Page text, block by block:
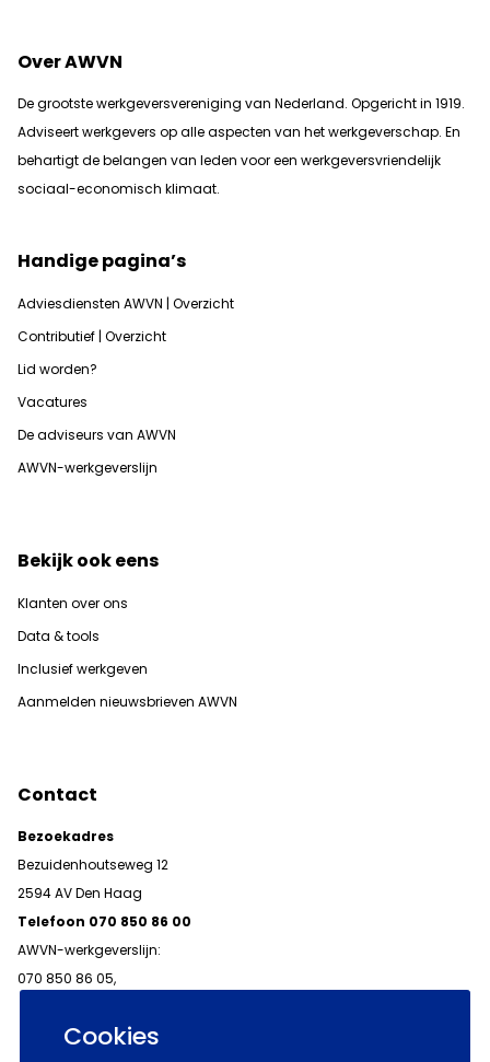
Cookies
Over AWVN
De grootste werkgeversvereniging van Nederland. Opgericht in 1919.
Adviseert werkgevers op alle aspecten van het werkgeverschap. En
behartigt de belangen van leden voor een werkgeversvriendelijk
sociaal-economisch klimaat.
Handige pagina’s
Adviesdiensten AWVN | Overzicht
Contributief | Overzicht
Lid worden?
Vacatures
De adviseurs van AWVN
AWVN-werkgeverslijn
Bekijk ook eens
Klanten over ons
Data & tools
Inclusief werkgeven
Aanmelden nieuwsbrieven AWVN
Contact
Bezoekadres
Bezuidenhoutseweg 12
2594 AV Den Haag
Telefoon 070 850 86 00
AWVN-werkgeverslijn:
070 850 86 05,